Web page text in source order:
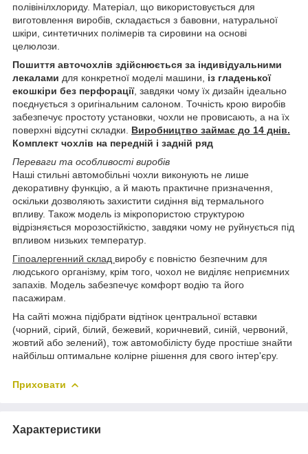
полівінілхлориду. Матеріал, що використовується для
виготовлення виробів, складається з бавовни, натуральної
шкіри, синтетичних полімерів та сировини на основі
целюлози.
Пошиття авточохлів здійснюється за індивідуальними
лекалами для конкретної моделі машини, із гладенької
екошкіри без перфорації, завдяки чому їх дизайн ідеально
поєднується з оригінальним салоном. Точність крою виробів
забезпечує простоту установки, чохли не провисають, а на їх
поверхні відсутні складки. Виробництво займає до 14 днів.
Комплект чохлів на передній і задній ряд
Переваги та особливості виробів
Наші стильні автомобільні чохли виконують не лише
декоративну функцію, а й мають практичне призначення,
оскільки дозволяють захистити сидіння від термального
впливу. Також модель із мікропористою структурою
відрізняється морозостійкістю, завдяки чому не руйнується під
впливом низьких температур.
Гіпоалергенний склад виробу є повністю безпечним для
людського організму, крім того, чохол не виділяє неприємних
запахів. Модель забезпечує комфорт водію та його
пасажирам.
На сайті можна підібрати відтінок центральної вставки
(чорний, сірий, білий, бежевий, коричневий, синій, червоний,
жовтий або зелений), тож автомобілісту буде простіше знайти
найбільш оптимальне колірне рішення для свого інтер'єру.
Приховати
Характеристики